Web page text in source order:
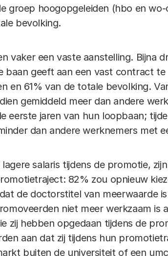
groep hoogopgeleiden (hbo en wo-
bevolking.
vaker een vaste aanstelling. Bijna
baan geeft aan een vast contract
en 61% van de totale bevolking.
gemiddeld meer dan andere
eerste jaren van hun loopbaan;
dan andere werknemers met
salaris tijdens de promotie,
82% zou opnieuw
de doctorstitel van meerwaarde
niet meer werkzaam is
zij hebben opgedaan tijdens de
aan dat zij tijdens hun
buiten de universiteit of een